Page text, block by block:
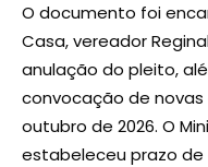
O documento foi
Casa, vereador
anulação do pleito,
convocação de
outubro de 2026. O
estabeleceu prazo de